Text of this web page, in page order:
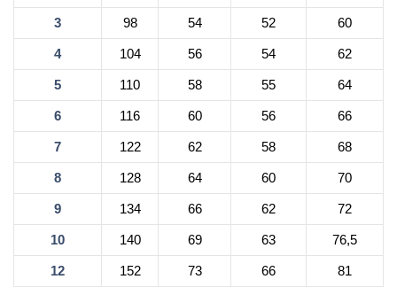
3 98 54 52 60
4 104 56 54 62
5 110 58 55 64
6 116 60 56 66
7 122 62 58 68
8 128 64 60 70
9 134 66 62 72
10 140 69 63 76,5
12 152 73 66 81